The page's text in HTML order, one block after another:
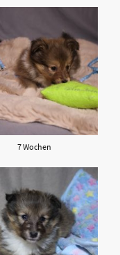
7 Wochen